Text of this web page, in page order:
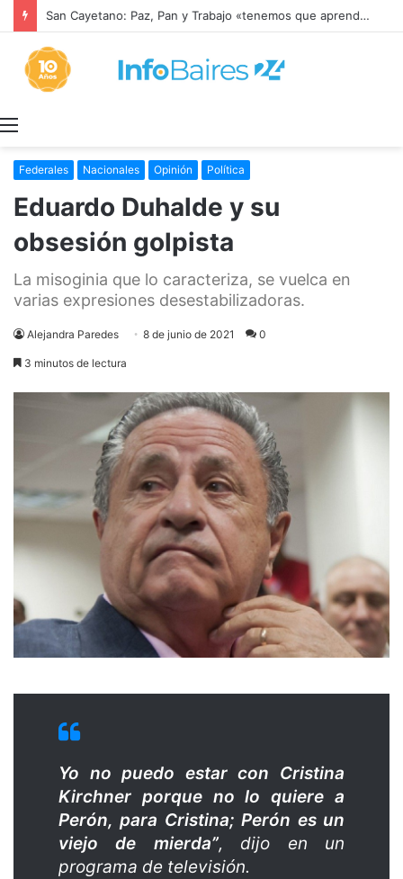
San Cayetano: Paz, Pan y Trabajo «tenemos que aprender a dialogar y a tratarnos bien» Mons. García Cuerva
Federales Nacionales Opinión Política
Eduardo Duhalde y su
obsesión golpista
La misoginia que lo caracteriza, se vuelca en
varias expresiones desestabilizadoras.
Alejandra Paredes 8 de junio de 2021 0
3 minutos de lectura
Yo no puedo estar con Cristina
Kirchner porque no lo quiere a
Perón, para Cristina; Perón es un
viejo de mierda”, dijo en un
programa de televisión.